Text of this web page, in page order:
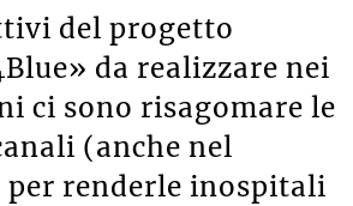
del progetto
da realizzare nei
ci sono risagomare le
(anche nel
per renderle inospitali